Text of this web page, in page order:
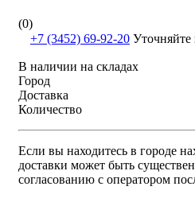
(0)
+7 (3452) 69-92-20 Уточняйте
В наличии на складах
Город
Доставка
Количество
Если вы находитесь в городе
доставки может быть
согласованию с оператором